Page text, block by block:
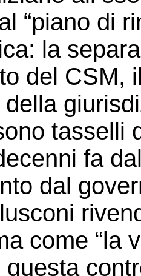
“piano di
la
del CSM,
tasselli
fa
dal
come “la
questa